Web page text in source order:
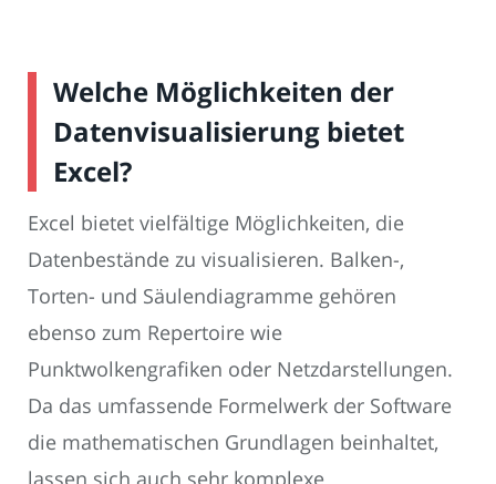
Welche Möglichkeiten der
Datenvisualisierung bietet
Excel?
Excel bietet vielfältige Möglichkeiten, die
Datenbestände zu visualisieren. Balken-,
Torten- und Säulendiagramme gehören
ebenso zum Repertoire wie
Punktwolkengrafiken oder Netzdarstellungen.
Da das umfassende Formelwerk der Software
die mathematischen Grundlagen beinhaltet,
lassen sich auch sehr komplexe